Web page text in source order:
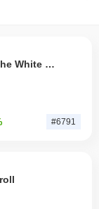
The White Bull
#6791